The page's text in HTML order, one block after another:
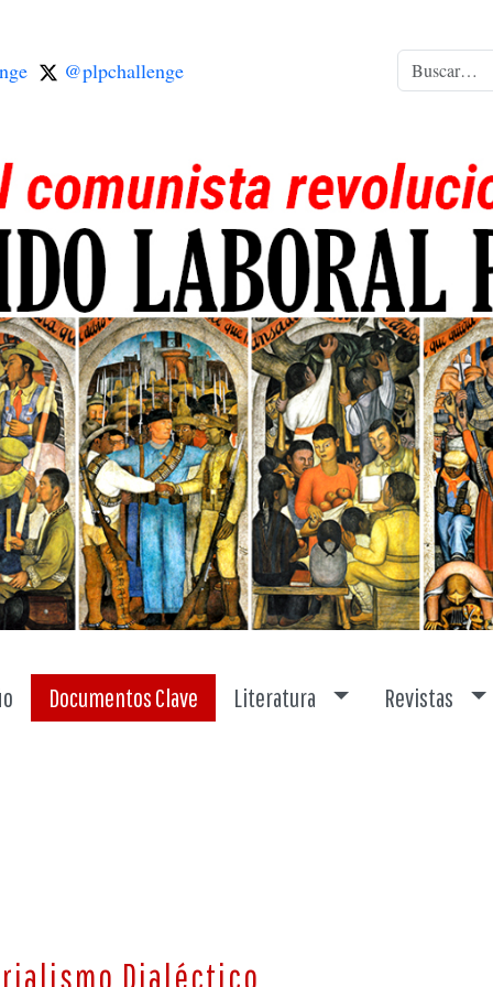
@plpchallenge Buscar
Documentos Clave Literatura Toggle dropdown
Revistas
Dialéctico